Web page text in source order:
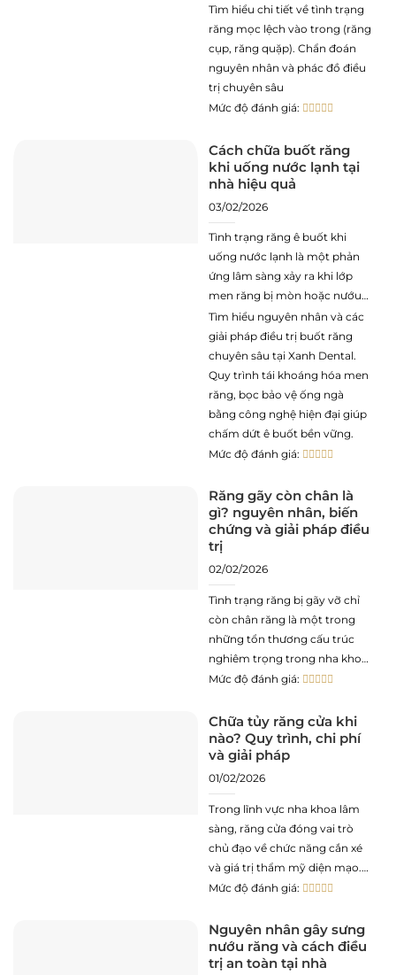
không phát triển theo trục
thẳng đứng tiêu chuẩn mà có
xu hướng nghiêng về phía lưỡi
(đối với hàm dưới) hoặc phía
khẩu cái (đối với
Tìm hiểu chi tiết về tình trạng
răng mọc lệch vào trong (răng
cụp, răng quặp). Chẩn đoán
nguyên nhân và phác đồ điều
trị chuyên sâu
Mức độ đánh giá:
Cách chữa buốt răng
khi uống nước lạnh tại
nhà hiệu quả
03/02/2026
Tình trạng răng ê buốt khi
uống nước lạnh là một phản
ứng lâm sàng xảy ra khi lớp
men răng bị mòn hoặc nướu
bị tụt, làm lộ ra các ống ngà
mang theo các sợi thần kinh
cảm giác. Khi tiếp xúc với các
tác nhân nhiệt học
Tìm hiểu nguyên nhân và các
giải pháp điều trị buốt răng
chuyên sâu tại Xanh Dental.
Quy trình tái khoáng hóa men
răng, bọc bảo vệ ống ngà
bằng công nghệ hiện đại giúp
chấm dứt ê buốt bền vững.
Mức độ đánh giá:
Răng gãy còn chân là
gì? nguyên nhân, biến
chứng và giải pháp điều
trị
02/02/2026
Tình trạng răng bị gãy vỡ chỉ
còn chân răng là một trong
những tổn thương cấu trúc
nghiêm trọng trong nha khoa
lâm sàng. Hiện tượng này
năng ăn nhai mà còn tiềm ẩn
những rủi ro về nhiễm trùng
và tiêu xương
Mức độ đánh giá:
Chữa tủy răng cửa khi
nào? Quy trình, chi phí
và giải pháp
01/02/2026
Trong lĩnh vực nha khoa lâm
sàng, răng cửa đóng vai trò
chủ đạo về chức năng cắn xé
và giá trị thẩm mỹ diện mạo.
Tủy răng cửa, khi bị tổn
động cơ học, sẽ gây ra các
biến chứng viêm nhiễm cấp
Mức độ đánh giá:
Nguyên nhân gây sưng
nướu răng và cách điều
trị an toàn tại nhà